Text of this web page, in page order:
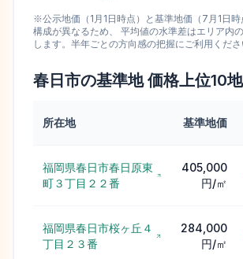
※公示地価（1月1日時点）と基準地価（7月1日
構成が異なるため、 平均値の水準差はエリア内
します。半年ごとの方向感の把握にご利用くださ
春日市の基準地 価格上位10
所在地 基準地価
福岡県春日市春日原東
町３丁目２２番
405,000
円/㎡
福岡県春日市桜ヶ丘４
丁目２３番
284,000
円/㎡